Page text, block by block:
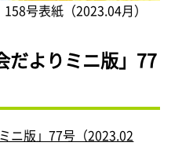
号表紙（2023.04月）
だよりミニ版」77
ニ版」77号（2023.02